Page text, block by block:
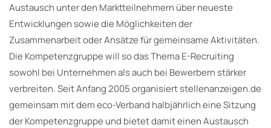
Austausch unter den Marktteilnehmern über neueste
Entwicklungen sowie die Möglichkeiten der
Zusammenarbeit oder Ansätze für gemeinsame Aktivitäten.
Die Kompetenzgruppe will so das Thema E-Recruiting
sowohl bei Unternehmen als auch bei Bewerbern stärker
verbreiten. Seit Anfang 2005 organisiert stellenanzeigen.de
gemeinsam mit dem eco-Verband halbjährlich eine Sitzung
der Kompetenzgruppe und bietet damit einen Austausch